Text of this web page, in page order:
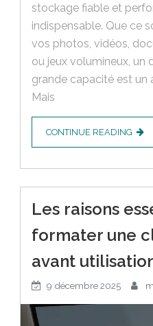
stockage fiable et
indispensable. Que ce
vos photos, vidéos,
ou jeux volumineux, un
grande capacité est un
Mais
CONTINUE READING
Les raisons
formater une
avant
9 décembre 2025